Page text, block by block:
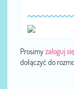
Prosimyzaloguj się
dołączyć do